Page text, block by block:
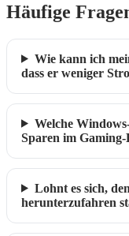
Häufige
Wie kann ich
dass er weniger
Welche
Sparen im Gaming-
Lohnt es sich,
herunterzufahren